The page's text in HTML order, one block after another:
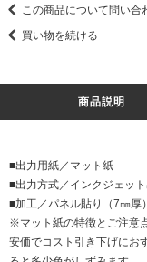
この商品について問い合
買い物を続ける
商品説明
■出力用紙／マット紙
■出力方式／インクジェッ
■加工／パネル貼り（7㎜厚）
※マット紙の特徴とご注意
安価でコスト引き下げにお